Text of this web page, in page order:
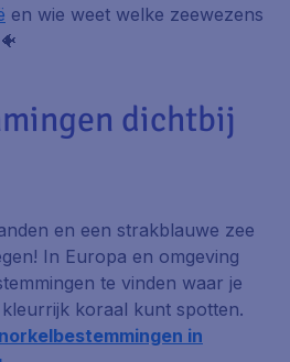
en wie weet welke zeewezens
dichtbij
en een strakblauwe zee
In Europa en omgeving
te vinden waar je
koraal kunt spotten.
in